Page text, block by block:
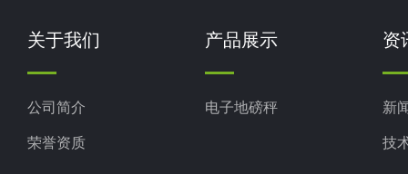
关于我们
公司简介
荣誉资质
产品展示
电子地磅秤
资
新
技